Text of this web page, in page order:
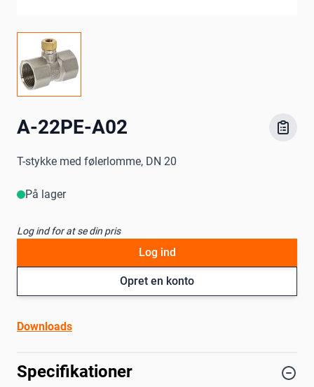
A-22PE-A02
T-stykke med følerlomme, DN 20
På lager
Log ind for at se din pris
Opret en konto
Log ind
Downloads
Specifikationer